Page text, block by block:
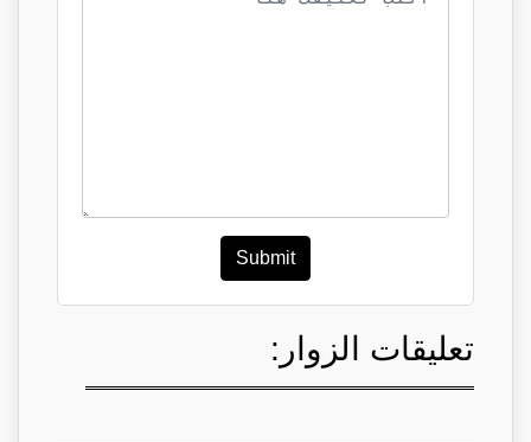
Submit
تعليقات الزوار: